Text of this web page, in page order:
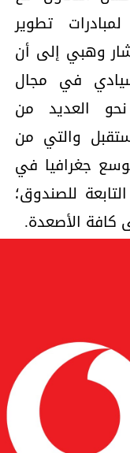
تطویر
وھبي إلى أن
في مجال
العدید من
والتي من
جغرافیا في
للصندوق؛
كافة الأصعدة.